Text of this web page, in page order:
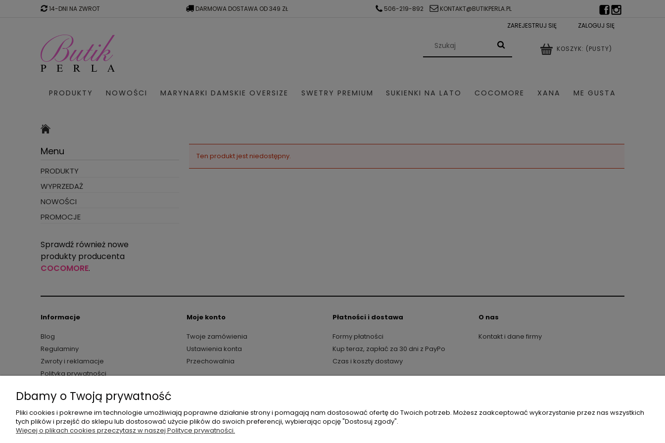
14-DNI NA ZWROT DARMOWA DOSTAWA OD 349 ZŁ 506-219-892
KONTAKT@BUTIKPERLA.PL
ZAREJESTRUJ SIĘ
ZALOGUJ SIĘ
KOSZYK: (PUSTY)
PRODUKTY NOWOŚCI MARYNARKI DAMSKIE OVERSIZE SWETRY PREMIUM SUKIENKI NA LATO COCOMORE XANA ME GUSTA
Menu
PRODUKTY
WYPRZEDAŻ
NOWOŚCI
PROMOCJE
Sprawdź również nowe
produkty producenta
COCOMORE.
Ten produkt jest niedostępny.
Informacje
Blog
Regulaminy
Zwroty i reklamacje
Polityka prywatności
Moje konto
Twoje zamówienia
Ustawienia konta
Przechowalnia
Płatności i dostawa
Formy płatności
Kup teraz, zapłać za 30 dni z PayPo
Czas i koszty dostawy
O nas
Kontakt i dane firmy
Butikperla.pl
Sklep internetowy Butik Perla | ul. Przemysłowa 11, 42-262 Kolonia Borek |kontakt@butikperla.pl|506 219 892| NIP: 6423150603 | REGON: 389764606
Dbamy o Twoją prywatność
Pliki cookies i pokrewne im technologie umożliwiają poprawne działanie strony i pomagają nam dostosować ofertę do Twoich potrzeb. Możesz zaakceptować wykorzystanie przez nas wszystkich
tych plików i przejść do sklepu lub dostosować użycie plików do swoich preferencji, wybierając opcję "Dostosuj zgody".
Więcej o plikach cookies przeczytasz w naszej Polityce prywatności.